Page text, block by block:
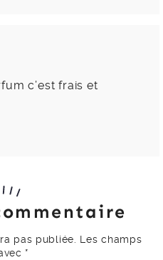
c’est frais et
pas publiée. Les champs
*